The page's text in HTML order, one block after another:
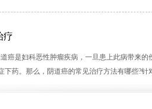
疗
是妇科恶性肿瘤疾病，一旦患上此病带来的
下药。那么，阴道癌的常见治疗方法有哪些?针